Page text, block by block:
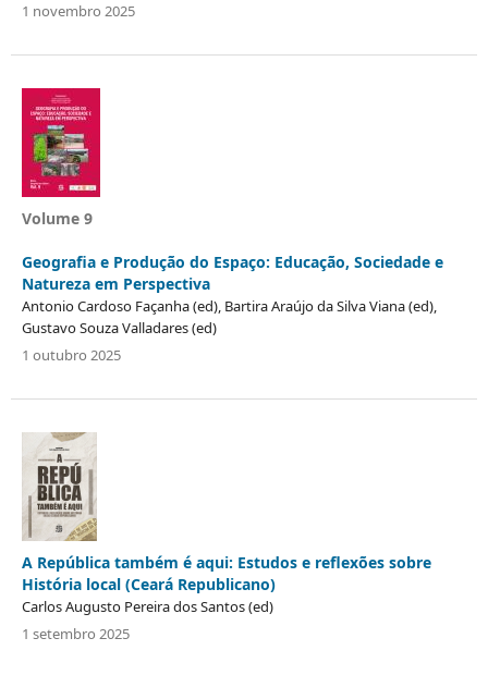
1 novembro 2025
Volume 9
Geografia e Produção do Espaço: Educação, Sociedade e
Natureza em Perspectiva
Antonio Cardoso Façanha (ed), Bartira Araújo da Silva Viana (ed),
Gustavo Souza Valladares (ed)
1 outubro 2025
A República também é aqui: Estudos e reflexões sobre
História local (Ceará Republicano)
Carlos Augusto Pereira dos Santos (ed)
1 setembro 2025